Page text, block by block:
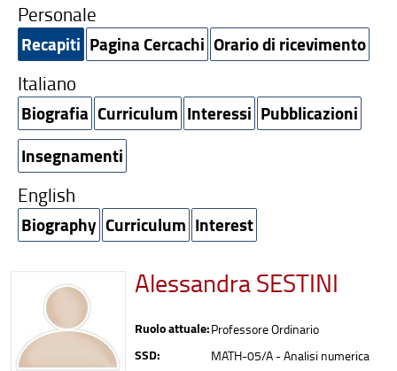
Personale
Recapiti Pagina Cercachi Orario di ricevimento
Italiano
Biografia Curriculum Interessi Pubblicazioni
Insegnamenti
English
Biography Curriculum Interest
Alessandra SESTINI
Ruolo attuale:Professore Ordinario
SSD: MATH-05/A - Analisi numerica